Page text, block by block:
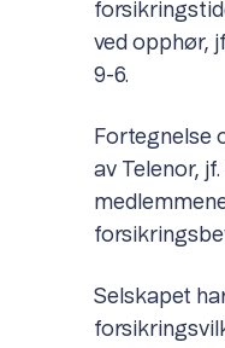
ved opphør,
9-6.
Fortegnelse
av Telenor,
Selskapet